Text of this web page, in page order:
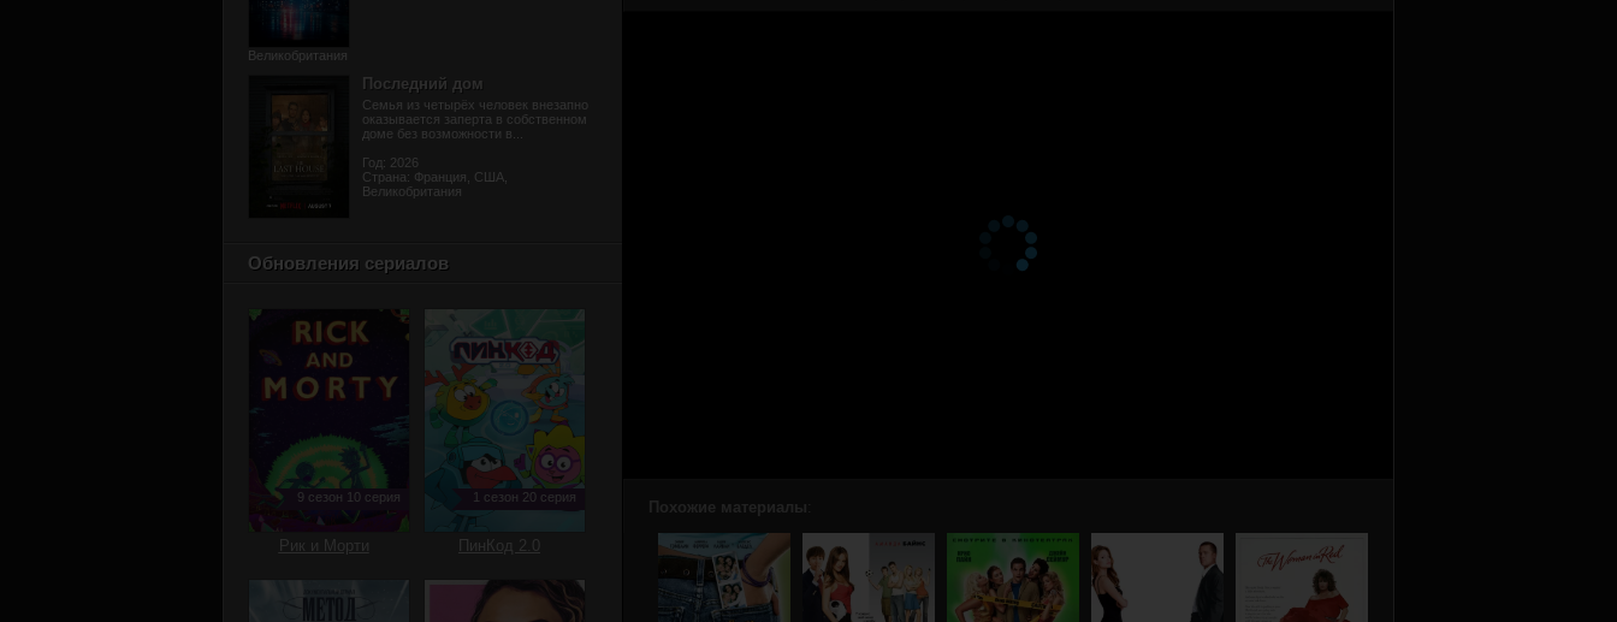
Похожие материалы
Великобритания
Последний дом
Семья из четырёх человек внезапно
оказывается заперта в собственном
доме без возможности в...
Год: 2026
Страна: Франция, США,
Великобритания
Обновления сериалов
9 сезон 10 серия
Рик и Морти
1 сезон 20 серия
ПинКод 2.0